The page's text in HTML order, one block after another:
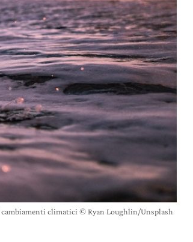
climatici © Ryan Loughlin/Unsplash